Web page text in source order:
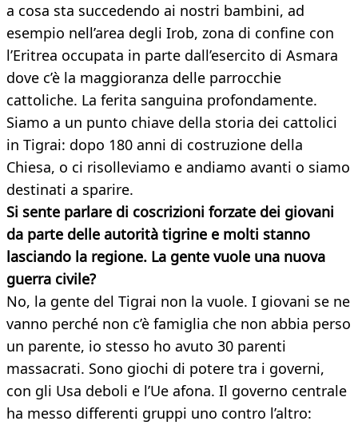
a cosa sta succedendo ai nostri bambini, ad
esempio nell’area degli Irob, zona di confine con
l’Eritrea occupata in parte dall’esercito di Asmara
dove c’è la maggioranza delle parrocchie
cattoliche. La ferita sanguina profondamente.
Siamo a un punto chiave della storia dei cattolici
in Tigrai: dopo 180 anni di costruzione della
Chiesa, o ci risolleviamo e andiamo avanti o siamo
destinati a sparire.
Si sente parlare di coscrizioni forzate dei giovani
da parte delle autorità tigrine e molti stanno
lasciando la regione. La gente vuole una nuova
guerra civile?
No, la gente del Tigrai non la vuole. I giovani se ne
vanno perché non c’è famiglia che non abbia perso
un parente, io stesso ho avuto 30 parenti
massacrati. Sono giochi di potere tra i governi,
con gli Usa deboli e l’Ue afona. Il governo centrale
ha messo differenti gruppi uno contro l’altro: